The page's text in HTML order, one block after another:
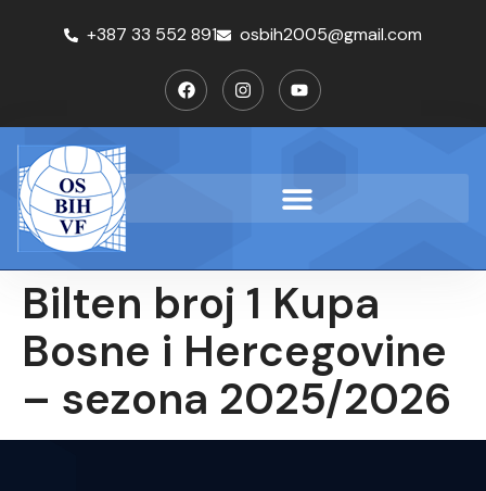
+387 33 552 891 osbih2005@gmail.com
Bilten broj 1 Kupa
Bosne i Hercegovine
– sezona 2025/2026